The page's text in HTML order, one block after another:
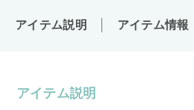
アイテム説明 アイテム情報
アイテム説明